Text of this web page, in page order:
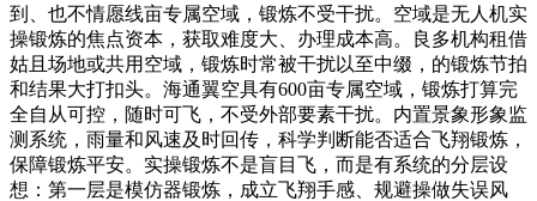
到、也不情愿线亩专属空域，锻炼不受干扰。空域是无人机实
操锻炼的焦点资本，获取难度大、办理成本高。良多机构租借
姑且场地或共用空域，锻炼时常被干扰以至中缀，的锻炼节拍
和结果大打扣头。海通翼空具有600亩专属空域，锻炼打算完
全自从可控，随时可飞，不受外部要素干扰。内置景象形象监
测系统，雨量和风速及时回传，科学判断能否适合飞翔锻炼，
保障锻炼平安。实操锻炼不是盲目飞，而是有系统的分层设
想：第一层是模仿器锻炼，成立飞翔手感、规避操做失误风